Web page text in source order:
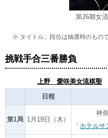
第26期女
※ タイトル、段位は抽選時のもの
挑戦手合三番勝負
上野 愛咲美女流棋聖
日程
第1局 1月19日（木）
神
「 ホテルサ